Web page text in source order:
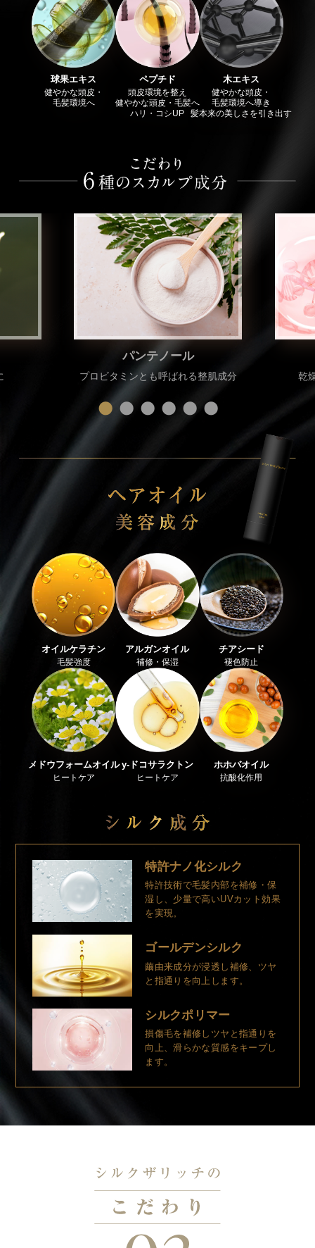
球果エキス
健やかな頭皮・
毛髪環境へ
ペプチド
頭皮環境を整え
健やかな頭皮・毛髪へ
ハリ・コシUP
木エキス
健やかな頭皮・
毛髪環境へ導き
髪本来の美しさを引き出す
パンテノール
プロビタミンとも呼ばれる整肌成分 乾
オイルケラチン
毛髪強度
アルガンオイル
補修・保湿
チアシード
褪色防止
メドウフォームオイル
ヒートケア
y-ドコサラクトン
ヒートケア
ホホバオイル
抗酸化作用
特許ナノ化シルク
特許技術で毛髪内部を補修・保
湿し、少量で高いUVカット効果
を実現。
ゴールデンシルク
繭由来成分が浸透し補修、ツヤ
と指通りを向上します。
シルクポリマー
損傷毛を補修しツヤと指通りを
向上、滑らかな質感をキープし
ます。